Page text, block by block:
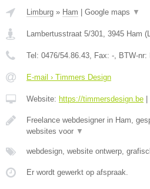
Limburg » Ham Google maps ▼
Lambertusstraat 5/301, 3945 Ham (
Tel: 0476/54.86.43, Fax: -, BTW-nr:
E-mail › Timmers Design
Website: https://timmersdesign.be
Freelance webdesigner in Ham,
websites voor ▼
webdesign, website ontwerp,
Er wordt gewerkt op afspraak.